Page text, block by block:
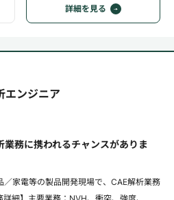
詳細を見る
エンジニア
務に携われるチャンスがありま
／家電等の製品開発現場で、CAE解析業務